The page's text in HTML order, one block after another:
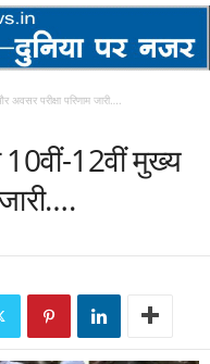
परीक्षा परिणाम जारी….
12वीं मुख्य